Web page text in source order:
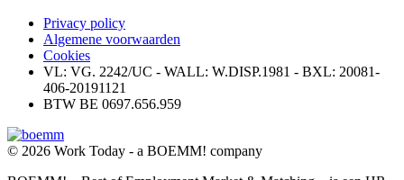
Privacy policy
Algemene voorwaarden
Cookies
VL: VG. 2242/UC - WALL: W.DISP.1981 - BXL: 20081-
406-20191121
BTW BE 0697.656.959
© 2026 Work Today - a BOEMM! company